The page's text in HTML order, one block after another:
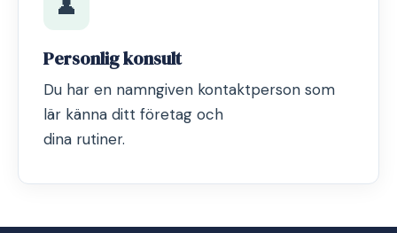
👤
Personlig konsult
Du har en namngiven kontaktperson som
lär känna ditt företag och
dina rutiner.